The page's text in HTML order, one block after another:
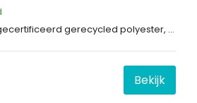
gerecycled polyester, 420D
Bekijk